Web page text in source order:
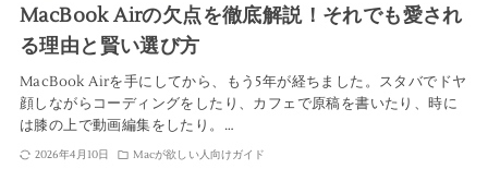
MacBook Airの欠点を徹底解説！それでも愛され
る理由と賢い選び方
MacBook Airを手にしてから、もう5年が経ちました。スタバでドヤ
顔しながらコーディングをしたり、カフェで原稿を書いたり、時に
は膝の上で動画編集をしたり。…
2026年4月10日 Macが欲しい人向けガイド